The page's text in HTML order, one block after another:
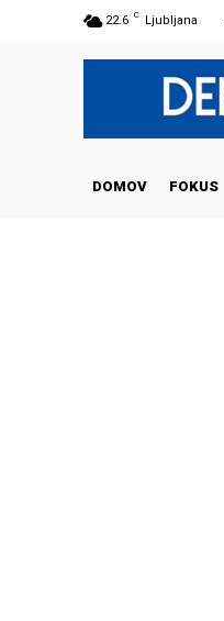
22.6 C Ljubljana
DOMOV FOKUS